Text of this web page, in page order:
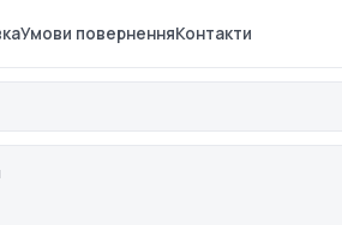
Умови поверненняКонтакти